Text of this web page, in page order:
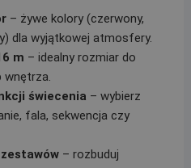
– żywe kolory (czerwony,
dla wyjątkowej atmosfery.
m – idealny rozmiar do
wnętrza.
świecenia – wybierz
fala, sekwencja czy
– rozbuduj